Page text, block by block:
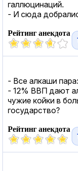
галлюцинаций.
- И сюда
Рейтинг анекдота
- Все алкаши
- 12% ВВП дают
чужие койки в
государство?
Рейтинг анекдота